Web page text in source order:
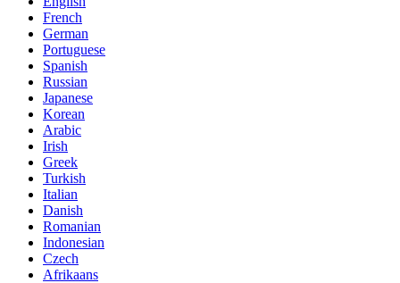
French
German
Portuguese
Spanish
Russian
Japanese
Korean
Arabic
Irish
Greek
Turkish
Italian
Danish
Romanian
Indonesian
Czech
Afrikaans